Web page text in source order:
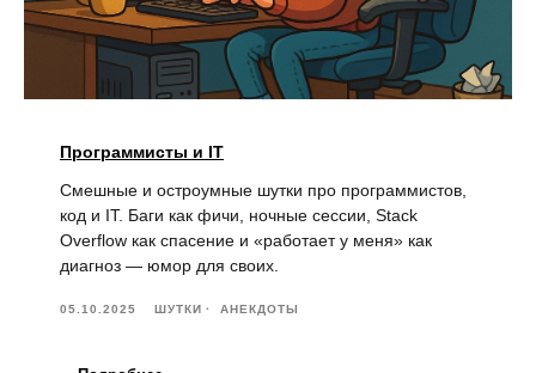
Программисты и IT
Смешные и остроумные шутки про программистов,
код и IT. Баги как фичи, ночные сессии, Stack
Overflow как спасение и «работает у меня» как
диагноз — юмор для своих.
05.10.2025 ШУТКИ АНЕКДОТЫ